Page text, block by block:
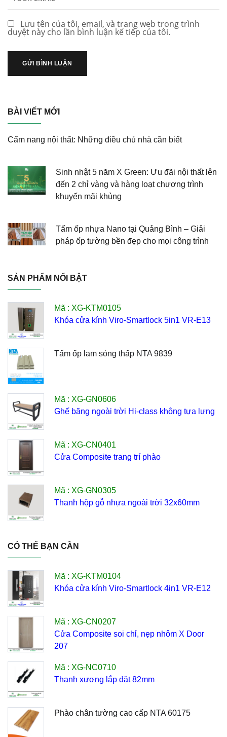
Lưu tên của tôi, email, và trang web trong trình
duyệt này cho lần bình luận kế tiếp của tôi.
BÀI VIẾT MỚI
Cẩm nang nội thất: Những điều chủ nhà cần biết
Sinh nhật 5 năm X Green: Ưu đãi nội thất lên
đến 2 chỉ vàng và hàng loạt chương trình
khuyến mãi khủng
Tấm ốp nhựa Nano tại Quảng Bình – Giải
pháp ốp tường bền đẹp cho mọi công trình
SẢN PHẨM NỔI BẬT
Mã : XG-KTM0105
Khóa cửa kính Viro-Smartlock 5in1 VR-E13
Tấm ốp lam sóng thấp NTA 9839
Mã : XG-GN0606
Ghế băng ngoài trời Hi-class không tựa lưng
Mã : XG-CN0401
Cửa Composite trang trí phào
Mã : XG-GN0305
Thanh hộp gỗ nhựa ngoài trời 32x60mm
CÓ THỂ BẠN CẦN
Mã : XG-KTM0104
Khóa cửa kính Viro-Smartlock 4in1 VR-E12
Mã : XG-CN0207
Cửa Composite soi chỉ, nẹp nhôm X Door
207
Mã : XG-NC0710
Thanh xương lắp đặt 82mm
Phào chân tường cao cấp NTA 60175